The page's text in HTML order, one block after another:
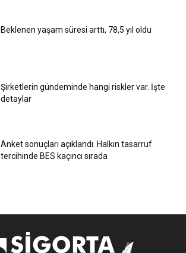
Beklenen yaşam süresi arttı, 78,5 yıl oldu
Şirketlerin gündeminde hangi riskler var. İşte
detaylar
Anket sonuçları açıklandı. Halkın tasarruf
tercihinde BES kaçıncı sırada